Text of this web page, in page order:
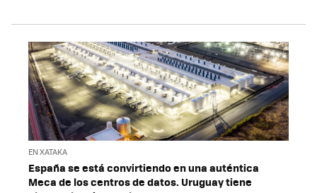
EN XATAKA
España se está convirtiendo en una auténtica
Meca de los centros de datos. Uruguay tiene